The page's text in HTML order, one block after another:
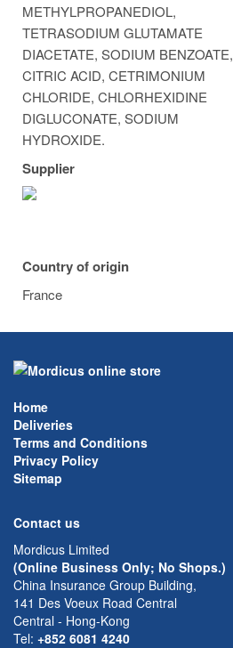
METHYLPROPANEDIOL,
TETRASODIUM GLUTAMATE
DIACETATE, SODIUM BENZOATE,
CITRIC ACID, CETRIMONIUM
CHLORIDE, CHLORHEXIDINE
DIGLUCONATE, SODIUM
HYDROXIDE.
Supplier
Country of origin
France
Home
Deliveries
Terms and Conditions
Privacy Policy
Sitemap
Contact us
Mordicus Limited
(Online Business Only; No Shops.)
China Insurance Group Building,
141 Des Voeux Road Central
Central - Hong-Kong
Tel: +852 6081 4240